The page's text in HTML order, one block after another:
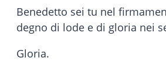
Benedetto sei tu nel
degno di lode e di gloria nei
Gloria.